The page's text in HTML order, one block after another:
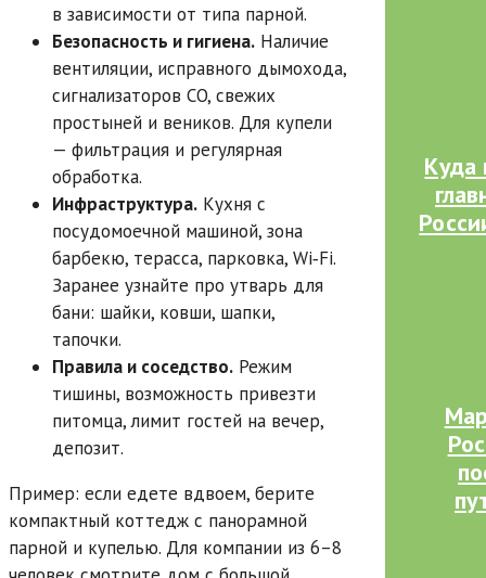
в зависимости от типа парной.
Безопасность и гигиена. Наличие
вентиляции, исправного дымохода,
сигнализаторов CO, свежих
простыней и веников. Для купели
— фильтрация и регулярная
обработка.
Инфраструктура. Кухня с
посудомоечной машиной, зона
барбекю, терасса, парковка, Wi‑Fi.
Заранее узнайте про утварь для
бани: шайки, ковши, шапки,
тапочки.
Правила и соседство. Режим
тишины, возможность привезти
питомца, лимит гостей на вечер,
депозит.
Пример: если едете вдвоем, берите
компактный коттедж с панорамной
парной и купелью. Для компании из 6–8
Куда